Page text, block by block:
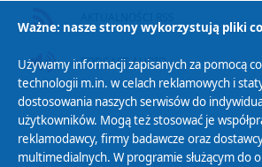
PODCAST AUDIO
Ważne: nasze strony wykorzystują pliki
Używamy informacji zapisanych za pomocą
technologii m.in. w celach reklamowych i
dostosowania naszych serwisów do
użytkowników. Mogą też stosować je
reklamodawcy, firmy badawcze oraz
multimedialnych. W programie służącym do